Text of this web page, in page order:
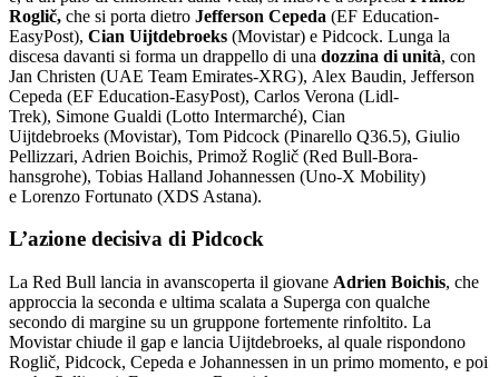
Roglič, che si porta dietro Jefferson Cepeda (EF Education-
EasyPost), Cian Uijtdebroeks (Movistar) e Pidcock. Lunga la
discesa davanti si forma un drappello di una dozzina di unità, con
Jan Christen (UAE Team Emirates-XRG), Alex Baudin, Jefferson
Cepeda (EF Education-EasyPost), Carlos Verona (Lidl-
Trek), Simone Gualdi (Lotto Intermarché), Cian
Uijtdebroeks (Movistar), Tom Pidcock (Pinarello Q36.5), Giulio
Pellizzari, Adrien Boichis, Primož Roglič (Red Bull-Bora-
hansgrohe), Tobias Halland Johannessen (Uno-X Mobility)
e Lorenzo Fortunato (XDS Astana).
L’azione decisiva di Pidcock
La Red Bull lancia in avanscoperta il giovane Adrien Boichis, che
approccia la seconda e ultima scalata a Superga con qualche
secondo di margine su un gruppone fortemente rinfoltito. La
Movistar chiude il gap e lancia Uijtdebroeks, al quale rispondono
Roglič, Pidcock, Cepeda e Johannessen in un primo momento, e poi